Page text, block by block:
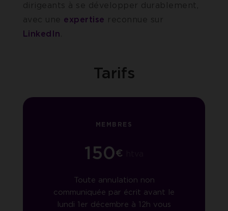
dirigeants à se développer durablement,
avec une expertise reconnue sur
LinkedIn.
Tarifs
MEMBRES
150€
Toute annulation non
communiquée par écrit avant le
lundi 1er décembre à 12h vous